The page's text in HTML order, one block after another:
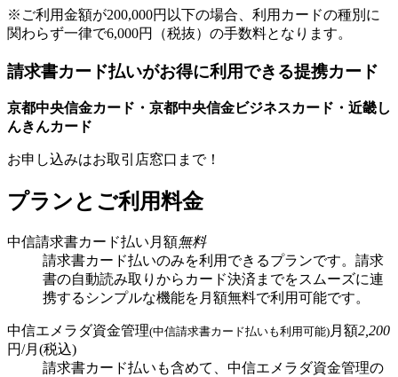
※ご利用金額が200,000円以下の場合、利用カードの種別に
関わらず一律で6,000円（税抜）の手数料となります。
請求書カード払いがお得に利用できる提携カード
京都中央信金カード・ 京都中央信金ビジネスカード・ 近畿し
んきんカード
お申し込みはお取引店窓口まで！
プランとご利用料金
中信請求書カード払い 月額無料
請求書カード払いのみを利用できるプランです。請求
書の自動読み取りからカード決済までをスムーズに連
携するシンプルな機能を月額無料で利用可能です。
中信エメラダ資金管理(中信請求書カード払いも利用可能) 月額2,200
円/月(税込)
請求書カード払いも含めて、中信エメラダ資金管理の